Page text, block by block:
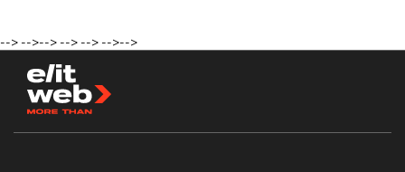
--> -->--> --> --> -->-->